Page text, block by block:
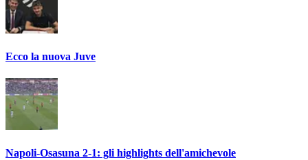
Ecco la nuova Juve
Napoli-Osasuna 2-1: gli highlights dell'amichevole